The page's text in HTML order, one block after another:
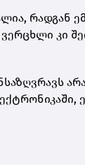
რადგან
ვერცხლი კი